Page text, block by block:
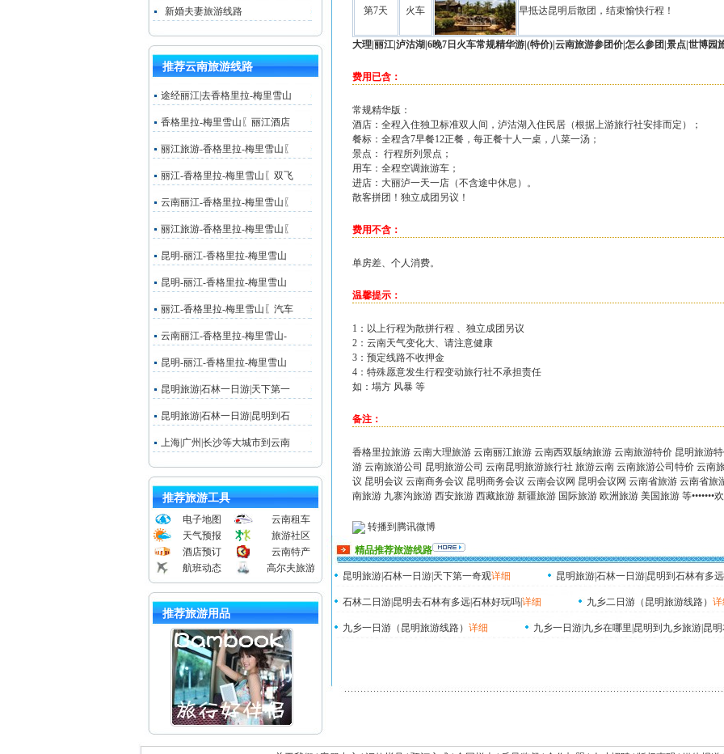
新婚夫妻旅游线路
推荐云南旅游线路
途经丽江|去香格里拉-梅里雪山
香格里拉-梅里雪山〖丽江酒店
丽江旅游-香格里拉-梅里雪山〖
丽江-香格里拉-梅里雪山〖双飞
云南丽江-香格里拉-梅里雪山〖
丽江旅游-香格里拉-梅里雪山〖
昆明-丽江-香格里拉-梅里雪山
昆明-丽江-香格里拉-梅里雪山
丽江-香格里拉-梅里雪山〖汽车
云南丽江-香格里拉-梅里雪山-
昆明-丽江-香格里拉-梅里雪山
昆明旅游|石林一日游|天下第一
昆明旅游|石林一日游|昆明到石
上海|广州|长沙等大城市到云南
推荐旅游工具
电子地图
云南租车
天气预报
旅游社区
酒店预订
云南特产
航班动态
高尔夫旅游
推荐旅游用品
第7天 火车 早抵达昆明后散团，结束愉快行程！
大理|丽江|泸沽湖|6晚7日火车常规精华游|(特价)|云南旅游参团价|怎么参团|景点|世博园
费用已含：
常规精华版：
酒店：全程入住独卫标准双人间，泸沽湖入住民居（根据上游旅行社安排而定）；
餐标：全程含7早餐12正餐，每正餐十人一桌，八菜一汤；
景点： 行程所列景点；
用车：全程空调旅游车；
进店：大丽泸一天一店（不含途中休息）。
散客拼团！独立成团另议！
费用不含：
单房差、个人消费。
温馨提示：
1：以上行程为散拼行程 、独立成团另议
2：云南天气变化大、请注意健康
3：预定线路不收押金
4：特殊愿意发生行程变动旅行社不承担责任
如：塌方 风暴 等
备注：
香格里拉旅游 云南大理旅游 云南丽江旅游 云南西双版纳旅游 云南旅游特价 昆明旅游
游 云南旅游公司 昆明旅游公司 云南昆明旅游旅行社 旅游云南 云南旅游公司特价 云南
议 昆明会议 云南商务会议 昆明商务会议 云南会议网 昆明会议网 云南省旅游 云南省
南旅游 九寨沟旅游 西安旅游 西藏旅游 新疆旅游 国际旅游 欧洲旅游 美国旅游 等•••••••
转播到腾讯微博
精品推荐旅游线路
详细
昆明旅游|石林一日游|天下第一奇观 昆明旅游|石林一日游|昆明到石林有多
详细
石林二日游|昆明去石林有多远|石林好玩吗| 详
九乡二日游（昆明旅游线路）
详细
九乡一日游（昆明旅游线路） 九乡一日游|九乡在哪里|昆明到九乡旅游|昆